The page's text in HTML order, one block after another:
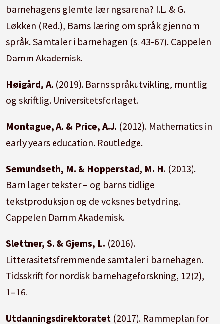
barnehagens glemte læringsarena? I.L. & G.
Løkken (Red.), Barns læring om språk gjennom
språk. Samtaler i barnehagen (s. 43-67). Cappelen
Damm Akademisk.
Høigård, A. (2019). Barns språkutvikling, muntlig
og skriftlig. Universitetsforlaget.
Montague, A. & Price, A.J. (2012). Mathematics in
early years education. Routledge.
Semundseth, M. & Hopperstad, M. H. (2013).
Barn lager tekster – og barns tidlige
tekstproduksjon og de voksnes betydning.
Cappelen Damm Akademisk.
Slettner, S. & Gjems, L. (2016).
Litterasitetsfremmende samtaler i barnehagen.
Tidsskrift for nordisk barnehageforskning, 12(2),
1–16.
Utdanningsdirektoratet (2017). Rammeplan for